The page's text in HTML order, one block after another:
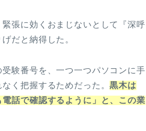
張に効くおまじないとして『深呼
だと納得した。
験番号を、一つ一つパソコンに手
く把握するためだった。黒木は
話で確認するように」と、この業